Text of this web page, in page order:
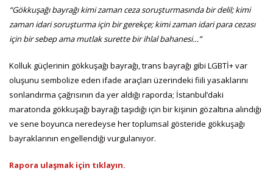
“Gökkuşağı bayrağı kimi zaman ceza soruşturmasında bir delil; kimi
zaman idari soruşturma için bir gerekçe; kimi zaman idari para cezası
için bir sebep ama mutlak surette bir ihlal bahanesi…”
Kolluk güçlerinin gökkuşağı bayrağı, trans bayrağı gibi LGBTİ+ var
oluşunu sembolize eden ifade araçları üzerindeki fiili yasaklarını
sonlandırma çağrısının da yer aldığı raporda; İstanbul’daki
maratonda gökkuşağı bayrağı taşıdığı için bir kişinin gözaltına alındığı
ve sene boyunca neredeyse her toplumsal gösteride gökkuşağı
bayraklarının engellendiği vurgulanıyor.
Rapora ulaşmak için tıklayın.